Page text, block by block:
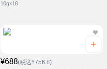
10g×18
¥688(税込¥756.8)